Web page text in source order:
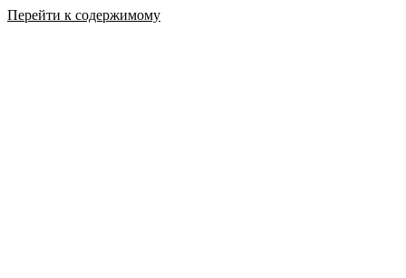
Перейти к содержимому